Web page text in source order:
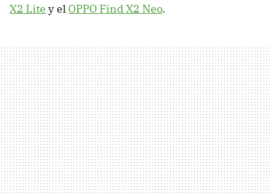
X2 Lite y el OPPO Find X2 Neo.